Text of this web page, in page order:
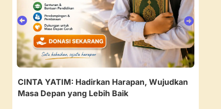
CINTA YATIM: Hadirkan Harapan, Wujudkan
Masa Depan yang Lebih Baik